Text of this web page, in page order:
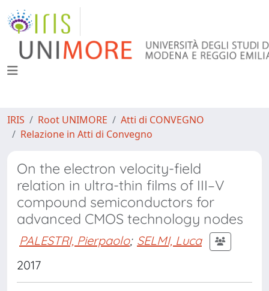
IRIS Root UNIMORE
Atti di CONVEGNO
Relazione in Atti di Convegno
On the electron velocity-field
relation in ultra-thin films of III–V
compound semiconductors for
advanced CMOS technology nodes
PALESTRI, Pierpaolo; SELMI, Luca
2017